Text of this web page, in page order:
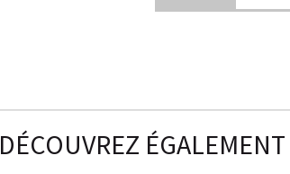
DÉCOUVREZ ÉGALEMENT